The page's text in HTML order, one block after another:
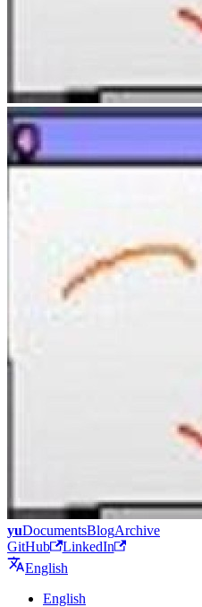
yuDocumentsBlogArchive
GitHub
LinkedIn
English
English